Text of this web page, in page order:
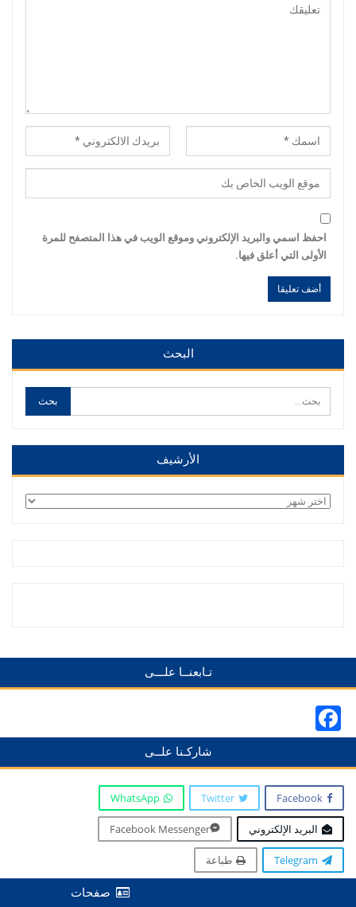
احفظ اسمي والبريد الإلكتروني وموقع الويب في هذا المتصفح للمرة
الأولى التي أعلق فيها.
البحث
الأرشيف
الأرشيف
تـابعنــا علـــى
شاركـنا علــى
Facebook
Twitter
WhatsApp
البريد الإلكتروني Facebook Messenger
Telegram طباعة
صفحات